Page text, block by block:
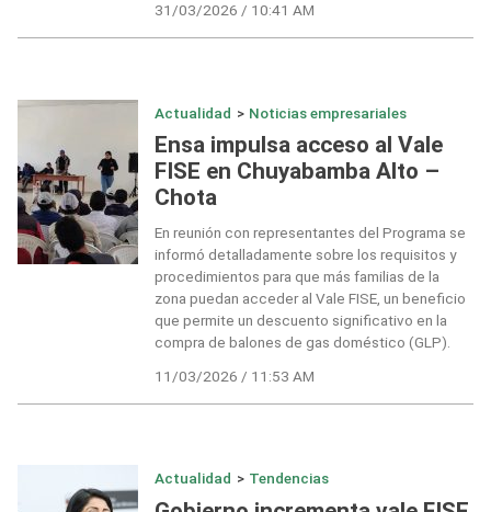
31/03/2026 / 10:41 AM
Actualidad > Noticias empresariales
Ensa impulsa acceso al Vale
FISE en Chuyabamba Alto –
Chota
En reunión con representantes del Programa se
informó detalladamente sobre los requisitos y
procedimientos para que más familias de la
zona puedan acceder al Vale FISE, un beneficio
que permite un descuento significativo en la
compra de balones de gas doméstico (GLP).
11/03/2026 / 11:53 AM
Actualidad > Tendencias